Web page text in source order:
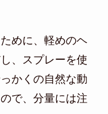
めに、軽めのヘ
、スプレーを使
かくの自然な動
で、分量には注